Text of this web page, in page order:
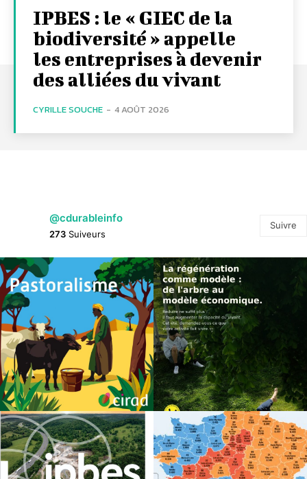
IPBES : le « GIEC de la
biodiversité » appelle
les entreprises à devenir
des alliées du vivant
CYRILLE SOUCHE - 4 AOÛT 2026
@cdurableinfo
273 Suiveurs
Suivre